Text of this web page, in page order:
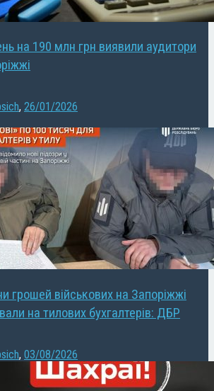
на 190 млн грн виявили аудитори
, 26/01/2026
грошей військових на Запоріжжі
на тилових бухгалтерів: ДБР
, 03/08/2026